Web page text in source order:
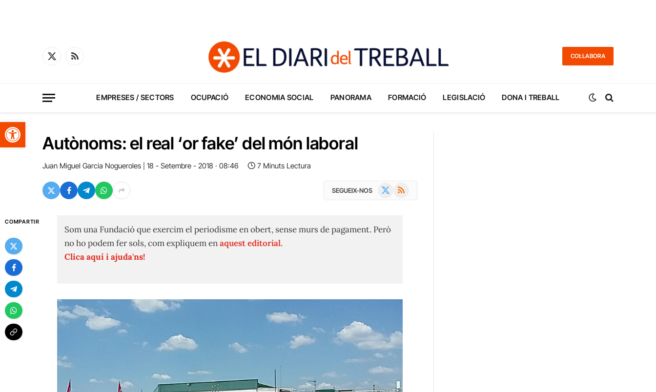
Obre la barra d'eines
X
RSS
COL·LABORA
EMPRESES / SECTORS OCUPACIÓ ECONOMIA SOCIAL PANORAMA FORMACIÓ LEGISLACIÓ DONA I TREBALL
Autònoms: el real ‘or fake’ del món laboral
Juan Miguel Garcia Nogueroles 18 - Setembre - 2018 · 08:46 7 Minuts Lectura
SEGUEIX-NOS RSS
COMPARTIR
Som una Fundació que exercim el periodisme en obert, sense murs de pagament. Però
no ho podem fer sols, com expliquem enaquest editorial.
Clica aquí i ajuda'ns!